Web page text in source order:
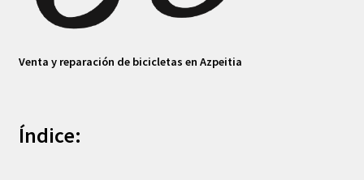
Venta y reparación de bicicletas en Azpeitia
Índice: